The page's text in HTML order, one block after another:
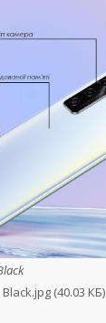
(40.03